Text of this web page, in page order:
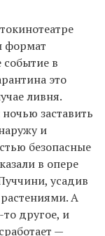
формат
событие в
это
ливня.
заставить
и
безопасные
в опере
усадив
растениями. А
другое, и
—